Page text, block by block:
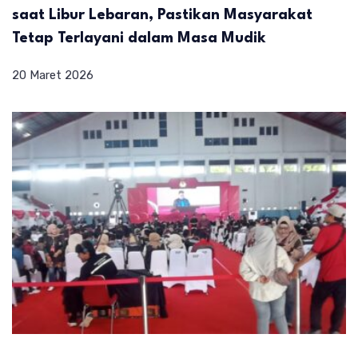
saat Libur Lebaran, Pastikan Masyarakat
Tetap Terlayani dalam Masa Mudik
20 Maret 2026